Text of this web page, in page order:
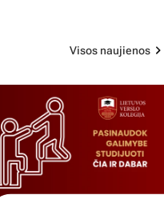
Visos naujienos